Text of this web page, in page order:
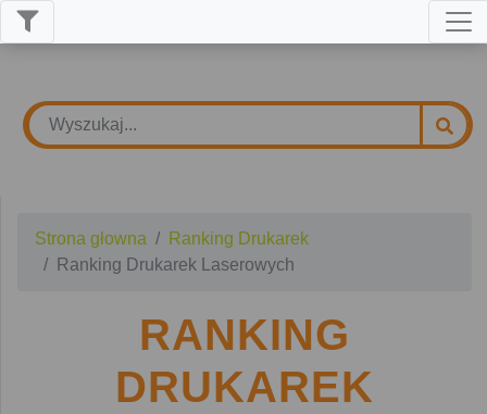
Strona głowna
Ranking Drukarek
Ranking Drukarek Laserowych
RANKING
DRUKAREK